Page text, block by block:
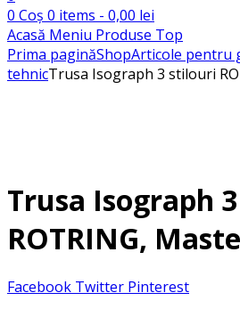
0 Coș 0 items - 0,00 lei
Acasă Meniu Produse Top
Prima paginăShopArticole pentru
tehnicTrusa Isograph 3 stilouri
Trusa Isograph
ROTRING,
Facebook Twitter Pinterest